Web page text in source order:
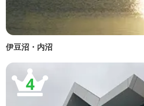
伊豆沼・内沼
4